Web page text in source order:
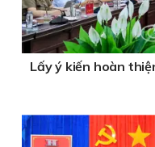
Lấy ý kiến hoàn